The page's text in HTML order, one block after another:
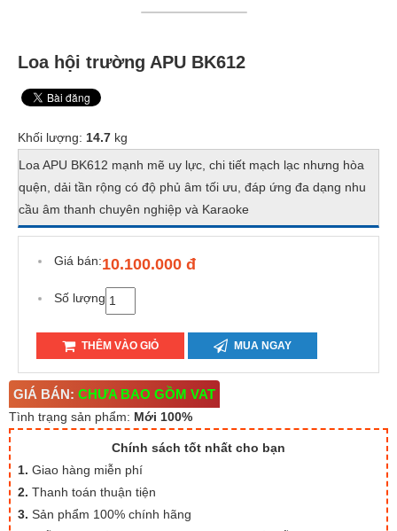
Loa hội trường APU BK612
Khối lượng: 14.7 kg
Loa APU BK612 mạnh mẽ uy lực, chi tiết mạch lạc nhưng hòa
quện, dải tần rộng có độ phủ âm tối ưu, đáp ứng đa dạng nhu
cầu âm thanh chuyên nghiệp và Karaoke
Giá bán:10.100.000 đ
Số lượng
THÊM VÀO GIỎ MUA NGAY
GIÁ BÁN: CHƯA BAO GỒM VAT
Tình trạng sản phẩm: Mới 100%
Chính sách tốt nhất cho bạn
1. Giao hàng miễn phí
2. Thanh toán thuận tiện
3. Sản phẩm 100% chính hãng